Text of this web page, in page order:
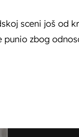
sceni još od
punio zbog